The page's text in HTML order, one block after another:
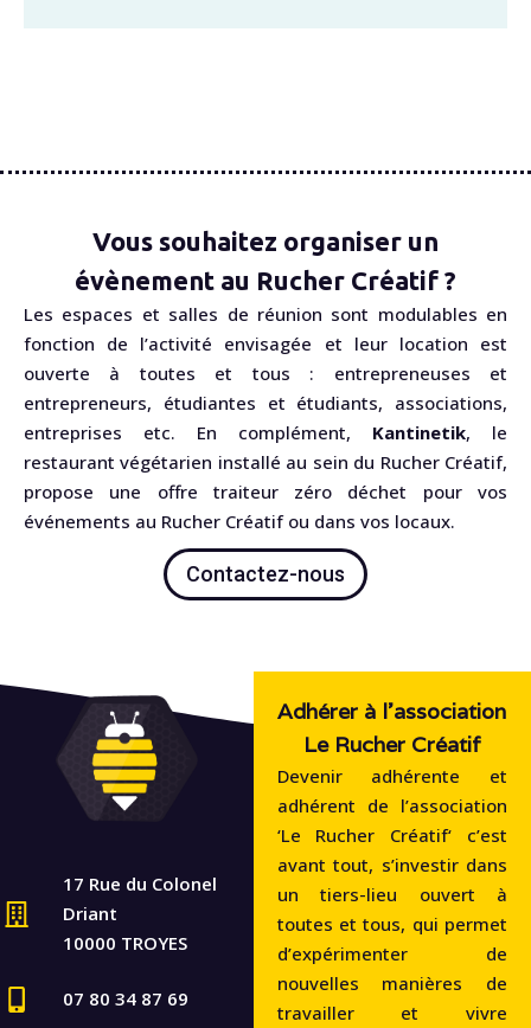
Vous souhaitez organiser un
évènement au Rucher Créatif ?
Les espaces et salles de réunion sont modulables en
fonction de l’activité envisagée et leur location est
ouverte à toutes et tous : entrepreneuses et
entrepreneurs, étudiantes et étudiants, associations,
entreprises etc. En complément, Kantinetik, le
restaurant végétarien installé au sein du Rucher Créatif,
propose une offre traiteur zéro déchet pour vos
événements au Rucher Créatif ou dans vos locaux.
Contactez-nous
17 Rue du Colonel
Driant
10000 TROYES
07 80 34 87 69
Adhérer à l'association
Le Rucher Créatif
Devenir adhérente et
adhérent de l’association
‘Le Rucher Créatif‘ c’est
avant tout, s’investir dans
un tiers-lieu ouvert à
toutes et tous, qui permet
d’expérimenter de
nouvelles manières de
travailler et vivre